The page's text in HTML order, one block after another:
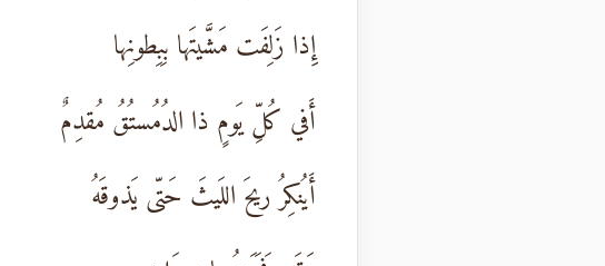
إِذا زَلِفَت مَشَّيتَها بِبِطونِها
أَفي كُلِّ يَومٍ ذا الدُمُستُقُ مُقدِمٌ
أَيُنكِرُ ريحَ اللَيثَ حَتّى يَذوقَهُ